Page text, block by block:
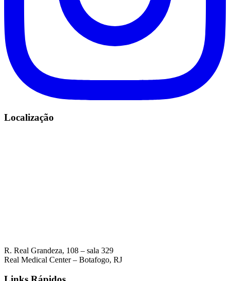
Localização
R. Real Grandeza, 108 – sala 329
Real Medical Center – Botafogo, RJ